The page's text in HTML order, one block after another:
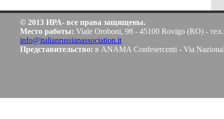
© 2013 ИРА- все права защищены.
Место работы: Viale Oroboni, 98 - 45100 Rovigo (RO) -
info@italianrussianassociation.it
Представительство: в ANAMA Confesercenti - Via